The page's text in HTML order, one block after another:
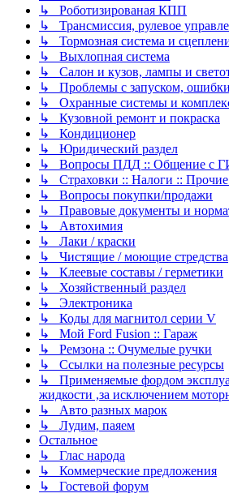
↳ Роботизированая КПП
↳ Трансмиссия, рулевое
↳ Тормозная система и
↳ Выхлопная система
↳ Салон и кузов, лампы и
↳ Проблемы с запуском,
↳ Охранные системы и
↳ Кузовной ремонт и покраска
↳ Кондиционер
↳ Юридический раздел
↳ Вопросы ПДД :: Общение с
↳ Страховки :: Налоги ::
↳ Вопросы покупки/продажи
↳ Правовые документы и
↳ Автохимия
↳ Лаки / краски
↳ Чистящие / моющие стредства
↳ Клеевые составы / герметики
↳ Хозяйственный раздел
↳ Электроника
↳ Коды для магнитол серии V
↳ Мой Ford Fusion :: Гараж
↳ Ремзона :: Очумелые ручки
↳ Ссылки на полезные ресурсы
↳ Применяемые фордом
жидкости ,за исключением
↳ Авто разных марок
↳ Лудим, паяем
Остальное
↳ Глас народа
↳ Коммерческие предложения
↳ Гостевой форум